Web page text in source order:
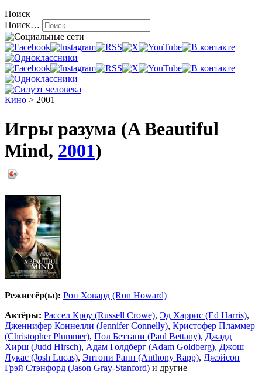
Поиск
Поиск…
Кино > 2001
Игры разума (A Beautiful
Mind, 2001)
Режиссёр(ы): Рон Ховард (Ron Howard)
Актёры: Рассел Кроу (Russell Crowe), Эд Харрис (Ed Harris),
Дженнифер Коннелли (Jennifer Connelly), Кристофер Пламмер
(Christopher Plummer), Пол Беттани (Paul Bettany), Джадд
Хирш (Judd Hirsch), Адам Голдберг (Adam Goldberg), Джош
Лукас (Josh Lucas), Энтони Рапп (Anthony Rapp), Джэйсон
Грэй Стэнфорд (Jason Gray-Stanford) и другие